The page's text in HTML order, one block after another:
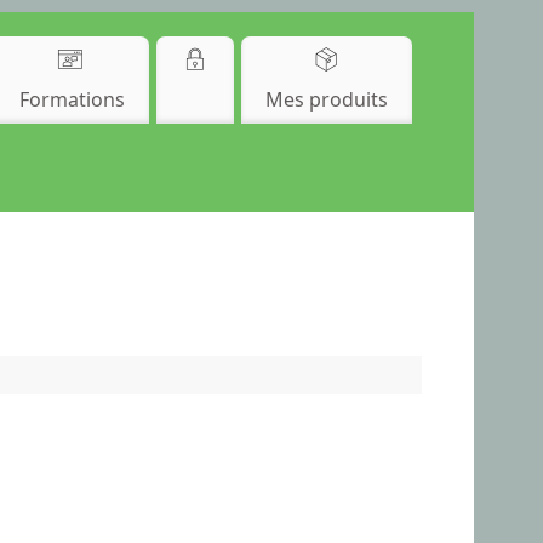
Formations Mes produits